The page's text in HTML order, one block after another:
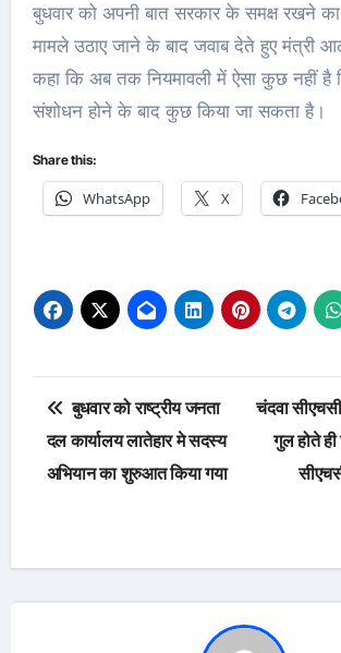
बुधवार को अपनी बात सरकार के समक्ष रखने
मामले उठाए जाने के बाद जवाब देते हुए मंत्री
कहा कि अब तक नियमावली में ऐसा कुछ नहीं है
संशोधन होने के बाद कुछ किया जा सकता है।
Share this:
WhatsApp X
Post
navigation
बुधवार को राष्ट्रीय जनता
दल कार्यालय लातेहार मे सदस्य
अभियान का शुरुआत किया गया
चंदवा
गुल होते